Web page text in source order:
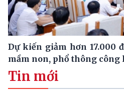
Dự kiến giảm hơn 17.000
mầm non, phổ thông công
Tin mới